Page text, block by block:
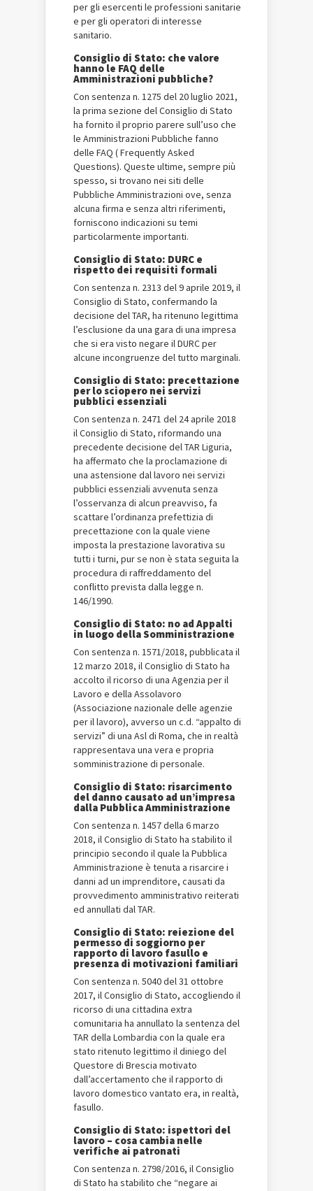
per gli esercenti le professioni sanitarie
e per gli operatori di interesse
sanitario.
Consiglio di Stato: che valore
hanno le FAQ delle
Amministrazioni pubbliche?
Con sentenza n. 1275 del 20 luglio 2021,
la prima sezione del Consiglio di Stato
ha fornito il proprio parere sull’uso che
le Amministrazioni Pubbliche fanno
delle FAQ ( Frequently Asked
Questions). Queste ultime, sempre più
spesso, si trovano nei siti delle
Pubbliche Amministrazioni ove, senza
alcuna firma e senza altri riferimenti,
forniscono indicazioni su temi
particolarmente importanti.
Consiglio di Stato: DURC e
rispetto dei requisiti formali
Con sentenza n. 2313 del 9 aprile 2019, il
Consiglio di Stato, confermando la
decisione del TAR, ha ritenuno legittima
l’esclusione da una gara di una impresa
che si era visto negare il DURC per
alcune incongruenze del tutto marginali.
Consiglio di Stato: precettazione
per lo sciopero nei servizi
pubblici essenziali
Con sentenza n. 2471 del 24 aprile 2018
il Consiglio di Stato, riformando una
precedente decisione del TAR Liguria,
ha affermato che la proclamazione di
una astensione dal lavoro nei servizi
pubblici essenziali avvenuta senza
l’osservanza di alcun preavviso, fa
scattare l’ordinanza prefettizia di
precettazione con la quale viene
imposta la prestazione lavorativa su
tutti i turni, pur se non è stata seguita la
procedura di raffreddamento del
conflitto prevista dalla legge n.
146/1990.
Consiglio di Stato: no ad Appalti
in luogo della Somministrazione
Con sentenza n. 1571/2018, pubblicata il
12 marzo 2018, il Consiglio di Stato ha
accolto il ricorso di una Agenzia per il
Lavoro e della Assolavoro
(Associazione nazionale delle agenzie
per il lavoro), avverso un c.d. “appalto di
servizi” di una Asl di Roma, che in realtà
rappresentava una vera e propria
somministrazione di personale.
Consiglio di Stato: risarcimento
del danno causato ad un’impresa
dalla Pubblica Amministrazione
Con sentenza n. 1457 della 6 marzo
2018, il Consiglio di Stato ha stabilito il
principio secondo il quale la Pubblica
Amministrazione è tenuta a risarcire i
danni ad un imprenditore, causati da
provvedimento amministrativo reiterati
ed annullati dal TAR.
Consiglio di Stato: reiezione del
permesso di soggiorno per
rapporto di lavoro fasullo e
presenza di motivazioni familiari
Con sentenza n. 5040 del 31 ottobre
2017, il Consiglio di Stato, accogliendo il
ricorso di una cittadina extra
comunitaria ha annullato la sentenza del
TAR della Lombardia con la quale era
stato ritenuto legittimo il diniego del
Questore di Brescia motivato
dall’accertamento che il rapporto di
lavoro domestico vantato era, in realtà,
fasullo.
Consiglio di Stato: ispettori del
lavoro – cosa cambia nelle
verifiche ai patronati
Con sentenza n. 2798/2016, il Consiglio
di Stato ha stabilito che “negare ai